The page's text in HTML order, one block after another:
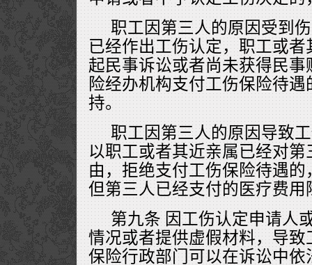
职工因第三人的原因受到
已经作出工伤认定，职工或
起民事诉讼或者尚未获得民
险经办机构支付工伤保险待
持。
职工因第三人的原因导致
以职工或者其近亲属已经对
由，拒绝支付工伤保险待遇
但第三人已经支付的医疗费用
第九条 因工伤认定申请人
情况或者提供虚假材料，导
保险行政部门可以在诉讼中依